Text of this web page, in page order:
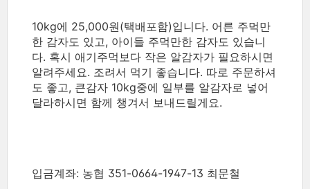
10kg에 25,000원(택배포함)입니다. 어른 주먹만
한 감자도 있고, 아이들 주먹만한 감자도 있습니
다. 혹시 애기주먹보다 작은 알감자가 필요하시면
알려주세요. 조려서 먹기 좋습니다. 따로 주문하셔
도 좋고, 큰감자 10kg중에 일부를 알감자로 넣어
달라하시면 함께 챙겨서 보내드릴게요.
입금계좌: 농협 351-0664-1947-13 최문철